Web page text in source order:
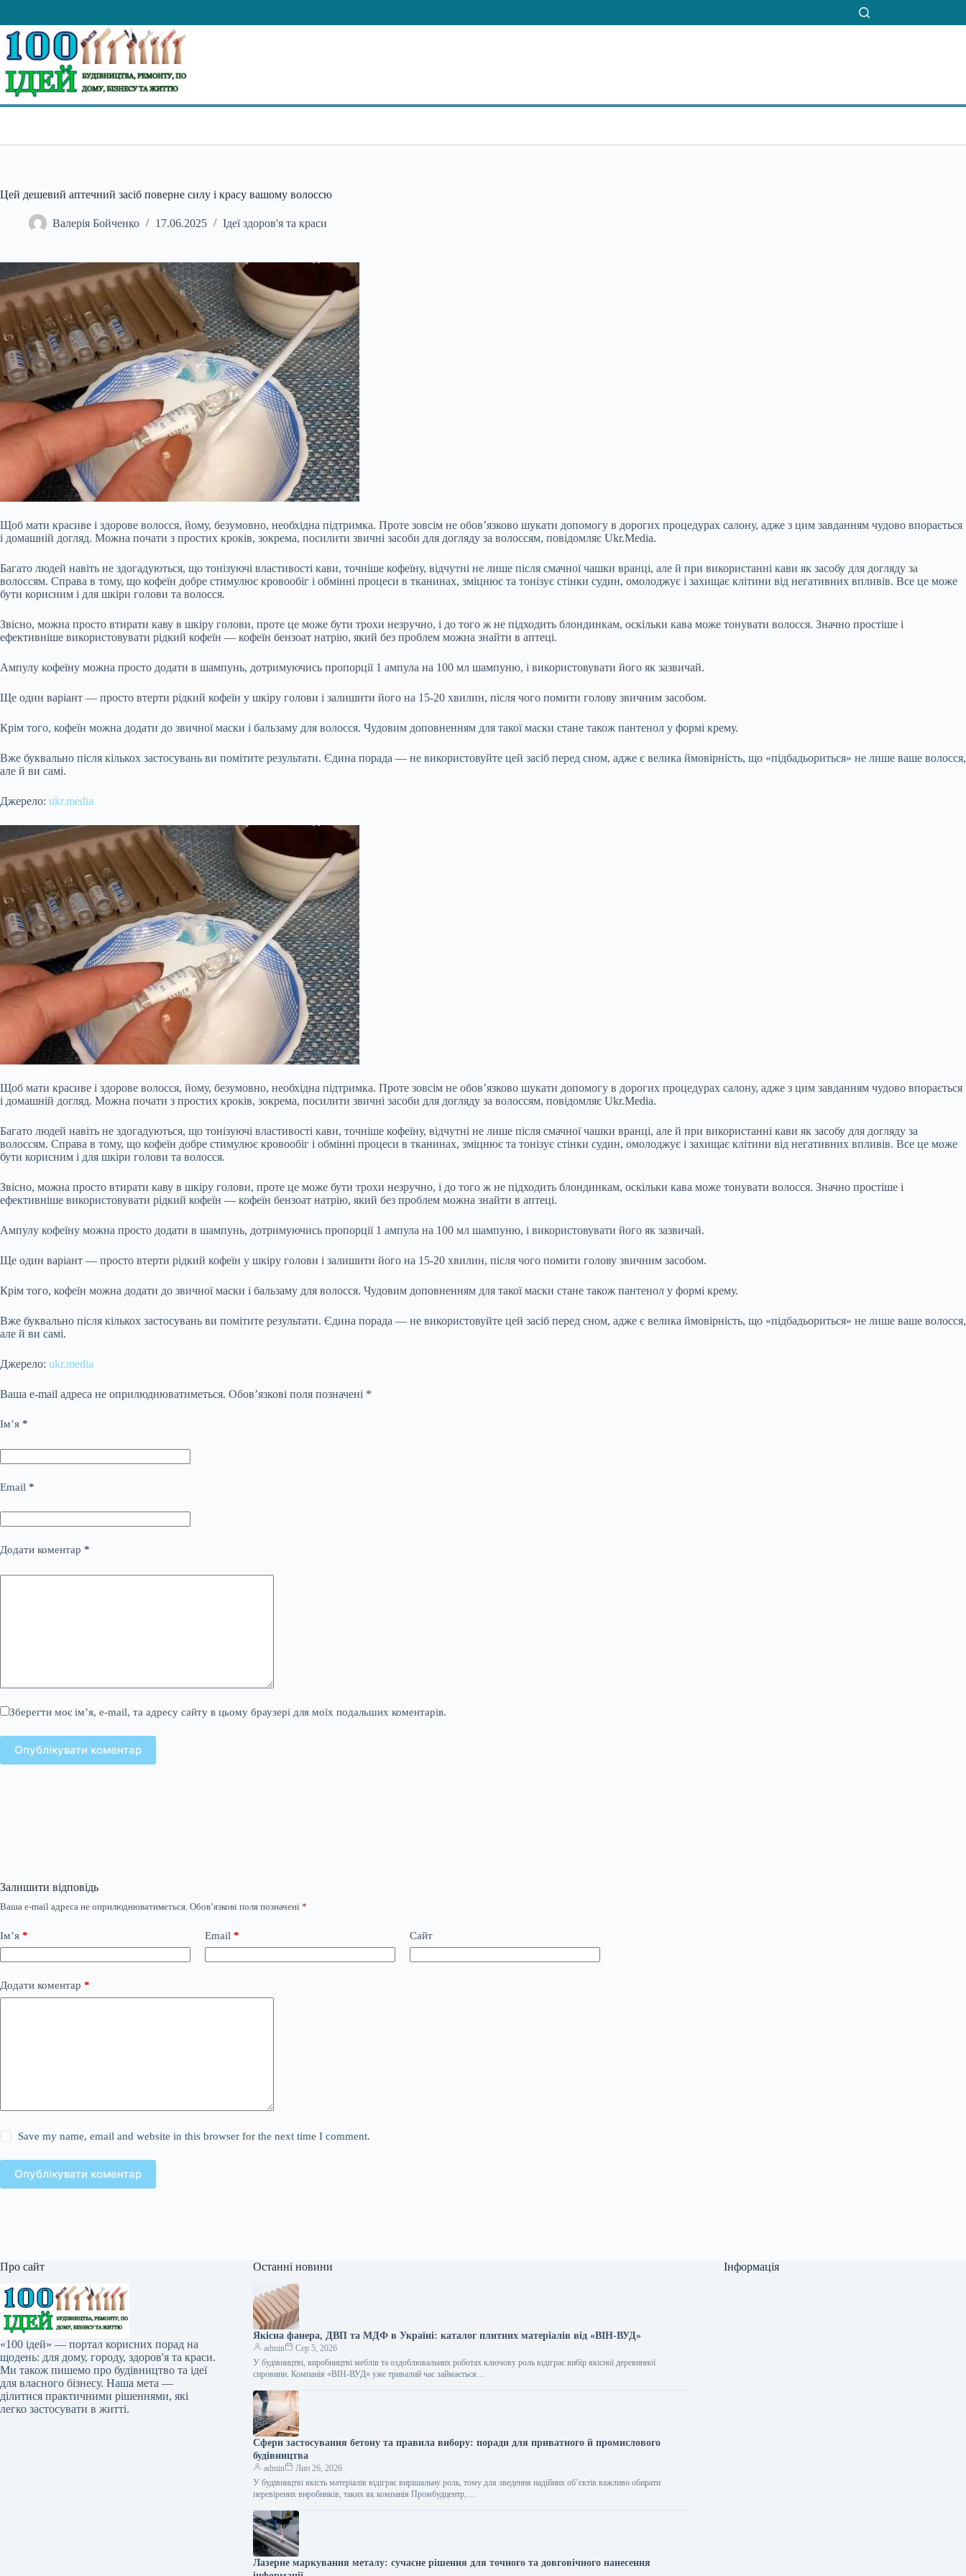
вмісту
Цей дешевий аптечний засіб поверне силу і красу вашому волоссю
Валерія Бойченко 17.06.2025 Ідеї здоров'я та краси
Щоб мати красиве і здорове волосся, йому, безумовно, необхідна підтримка. Проте зовсім не обов’язково шукати допомогу в дорогих процедурах салону, адже з цим завданням чудово впорається
і домашній догляд. Можна почати з простих кроків, зокрема, посилити звичні засоби для догляду за волоссям, повідомляє Ukr.Media.
Багато людей навіть не здогадуються, що тонізуючі властивості кави, точніше кофеїну, відчутні не лише після смачної чашки вранці, але й при використанні кави як засобу для догляду за
волоссям. Справа в тому, що кофеїн добре стимулює кровообіг і обмінні процеси в тканинах, зміцнює та тонізує стінки судин, омолоджує і захищає клітини від негативних впливів. Все це може
бути корисним і для шкіри голови та волосся.
Звісно, можна просто втирати каву в шкіру голови, проте це може бути трохи незручно, і до того ж не підходить блондинкам, оскільки кава може тонувати волосся. Значно простіше і
ефективніше використовувати рідкий кофеїн — кофеїн бензоат натрію, який без проблем можна знайти в аптеці.
Ампулу кофеїну можна просто додати в шампунь, дотримуючись пропорції 1 ампула на 100 мл шампуню, і використовувати його як зазвичай.
Ще один варіант — просто втерти рідкий кофеїн у шкіру голови і залишити його на 15-20 хвилин, після чого помити голову звичним засобом.
Крім того, кофеїн можна додати до звичної маски і бальзаму для волосся. Чудовим доповненням для такої маски стане також пантенол у формі крему.
Вже буквально після кількох застосувань ви помітите результати. Єдина порада — не використовуйте цей засіб перед сном, адже є велика ймовірність, що «підбадьориться» не лише ваше волосся,
але й ви самі.
Джерело: ukr.media
Щоб мати красиве і здорове волосся, йому, безумовно, необхідна підтримка. Проте зовсім не обов’язково шукати допомогу в дорогих процедурах салону, адже з цим завданням чудово впорається
і домашній догляд. Можна почати з простих кроків, зокрема, посилити звичні засоби для догляду за волоссям, повідомляє Ukr.Media.
Багато людей навіть не здогадуються, що тонізуючі властивості кави, точніше кофеїну, відчутні не лише після смачної чашки вранці, але й при використанні кави як засобу для догляду за
волоссям. Справа в тому, що кофеїн добре стимулює кровообіг і обмінні процеси в тканинах, зміцнює та тонізує стінки судин, омолоджує і захищає клітини від негативних впливів. Все це може
бути корисним і для шкіри голови та волосся.
Звісно, можна просто втирати каву в шкіру голови, проте це може бути трохи незручно, і до того ж не підходить блондинкам, оскільки кава може тонувати волосся. Значно простіше і
ефективніше використовувати рідкий кофеїн — кофеїн бензоат натрію, який без проблем можна знайти в аптеці.
Ампулу кофеїну можна просто додати в шампунь, дотримуючись пропорції 1 ампула на 100 мл шампуню, і використовувати його як зазвичай.
Ще один варіант — просто втерти рідкий кофеїн у шкіру голови і залишити його на 15-20 хвилин, після чого помити голову звичним засобом.
Крім того, кофеїн можна додати до звичної маски і бальзаму для волосся. Чудовим доповненням для такої маски стане також пантенол у формі крему.
Вже буквально після кількох застосувань ви помітите результати. Єдина порада — не використовуйте цей засіб перед сном, адже є велика ймовірність, що «підбадьориться» не лише ваше волосся,
але й ви самі.
Джерело: ukr.media
Ваша e-mail адреса не оприлюднюватиметься. Обов’язкові поля позначені *
Ім’я *
Email *
Додати коментар *
Зберегти моє ім’я, e-mail, та адресу сайту в цьому браузері для моїх подальших коментарів.
Опублікувати коментар
Залишити відповідь
Ваша e-mail адреса не оприлюднюватиметься. Обов’язкові поля позначені *
Ім’я * Email * Сайт
Додати коментар *
Save my name, email and website in this browser for the next time I comment.
Опублікувати коментар
Про сайт
«100 ідей» — портал корисних порад на
щодень: для дому, городу, здоров'я та краси.
Ми також пишемо про будівництво та ідеї
для власного бізнесу. Наша мета —
ділитися практичними рішеннями, які
легко застосувати в житті.
Останні новини
Якісна фанера, ДВП та МДФ в Україні: каталог плитних матеріалів від «ВІН-ВУД»
admin
Сер 5, 2026
У будівництві, виробництві меблів та оздоблювальних роботах ключову роль відіграє вибір якісної деревинної
сировини. Компанія «ВІН-ВУД» уже тривалий час займається…
Сфери застосування бетону та правила вибору: поради для приватного й промислового
будівництва
admin
Лип 26, 2026
У будівництві якість матеріалів відіграє вирішальну роль, тому для зведення надійних об’єктів важливо обирати
перевірених виробників, таких як компанія Промбудцентр,…
Лазерне маркування металу: сучасне рішення для точного та довговічного нанесення
Інформація